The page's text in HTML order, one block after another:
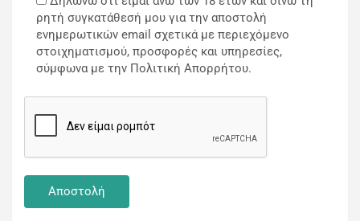
ρητή συγκατάθεσή μου για την αποστολή
ενημερωτικών email σχετικά με περιεχόμενο
στοιχηματισμού, προσφορές και υπηρεσίες,
σύμφωνα με την Πολιτική Απορρήτου.